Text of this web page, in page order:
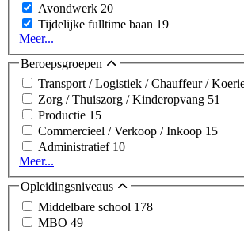
Avondwerk 20
Tijdelijke fulltime baan 19
Meer...
Beroepsgroepen
Transport / Logistiek / Chauffeur /
Zorg / Thuiszorg / Kinderopvang 51
Productie 15
Commercieel / Verkoop / Inkoop 15
Administratief 10
Meer...
Opleidingsniveaus
Middelbare school 178
MBO 49